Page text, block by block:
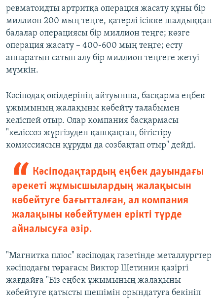
ревматоидты артритқа операция жасату құны бір
миллион 200 мың теңге, қатерлі ісікке шалдыққан
балалар операциясы бір миллион теңге; көзге
операция жасату – 400-600 мың теңге; есту
аппаратын сатып алу бір миллион теңгеге жетуі
мүмкін.
Кәсіподақ өкілдерінің айтуынша, басқарма еңбек
ұжымының жалақыны көбейту талабымен
келіспей отыр. Олар компания басқармасы
"келіссөз жүргізуден қашқақтап, бітістіру
комиссиясын құруды да созбақтап отыр" дейді.
Кәсіподақтардың еңбек дауындағы
әрекеті жұмысшылардың жалақысын
көбейтуге бағытталған, ал компания
жалақыны көбейтумен ерікті түрде
айналысуға әзір.
"Магнитка плюс" кәсіподақ газетінде металлургтер
кәсіподағы төрағасы Виктор Щетинин қазіргі
жағдайға "Біз еңбек ұжымының жалақыны
көбейтуге қатысты шешімін орындатуға бекініп